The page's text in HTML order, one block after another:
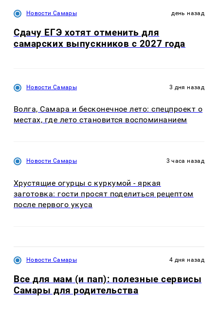
Новости Самары день назад
Сдачу ЕГЭ хотят отменить для
самарских выпускников с 2027 года
Новости Самары 3 дня назад
Волга, Самара и бесконечное лето: спецпроект о
местах, где лето становится воспоминанием
Новости Самары 3 часа назад
Хрустящие огурцы с куркумой - яркая
заготовка: гости просят поделиться рецептом
после первого укуса
Новости Самары 4 дня назад
Все для мам (и пап): полезные сервисы
Самары для родительства